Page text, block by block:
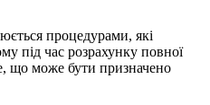
процедурами, які
під час розрахунку повної
що може бути призначено